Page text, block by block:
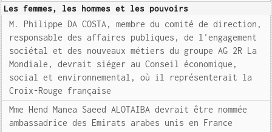
Les femmes, les hommes et les pouvoirs
M. Philippe DA COSTA, membre du comité de direction,
responsable des affaires publiques, de l'engagement
sociétal et des nouveaux métiers du groupe AG 2R La
Mondiale, devrait siéger au Conseil économique,
social et environnemental, où il représenterait la
Croix-Rouge française
Mme Hend Manea Saeed ALOTAIBA devrait être nommée
ambassadrice des Emirats arabes unis en France